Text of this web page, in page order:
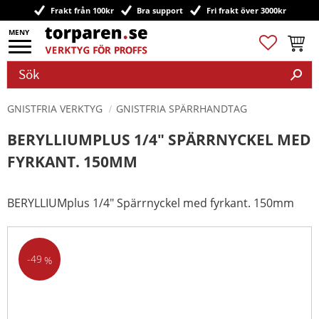
Meny
Frakt från 100kr Bra support Fri frakt över 3000kr
Favoriter
GNISTFRIA VERKTYG GNISTFRIA SPÄRRHANDTAG
BERYLLIUMPLUS 1/4" SPÄRRNYCKEL MED
FYRKANT. 150MM
BERYLLIUMplus 1/4" Spärrnyckel med fyrkant. 150mm
49 %